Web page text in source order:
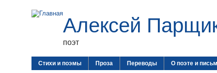
Алексей
поэт
Стихи и поэмы Проза Переводы О поэте и